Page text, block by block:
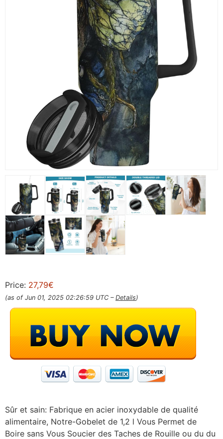
Price: 27,79€
(as of Jun 01, 2025 02:26:59 UTC – Details)
Sûr et sain: Fabrique en acier inoxydable de qualité
alimentaire, Notre-Gobelet de 1,2 l Vous Permet de
Boire sans Vous Soucier des Taches de Rouille ou du du